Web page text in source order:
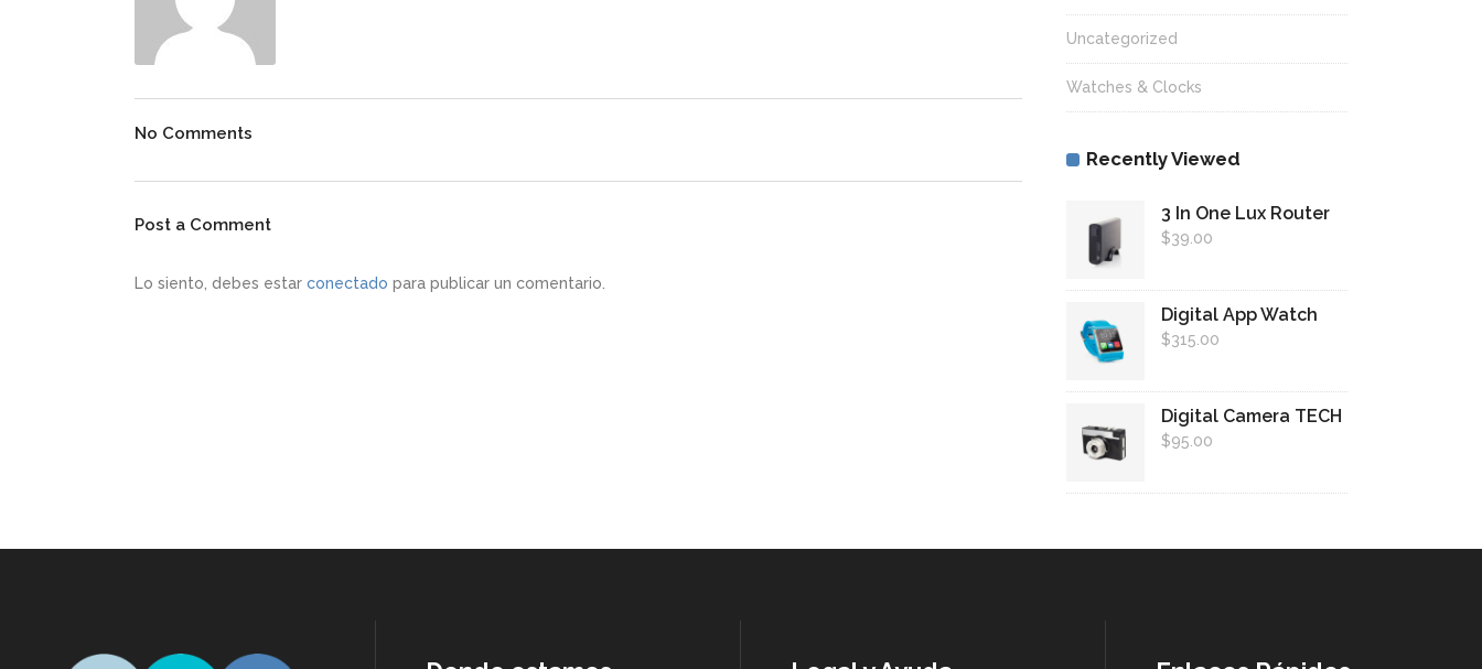
No Comments
Post a Comment
Lo siento, debes estar conectado para publicar un comentario.
Uncategorized
Watches & Clocks
Recently Viewed
3 In One Lux Router
$39.00
Digital App Watch
$315.00
Digital Camera TECH
$95.00